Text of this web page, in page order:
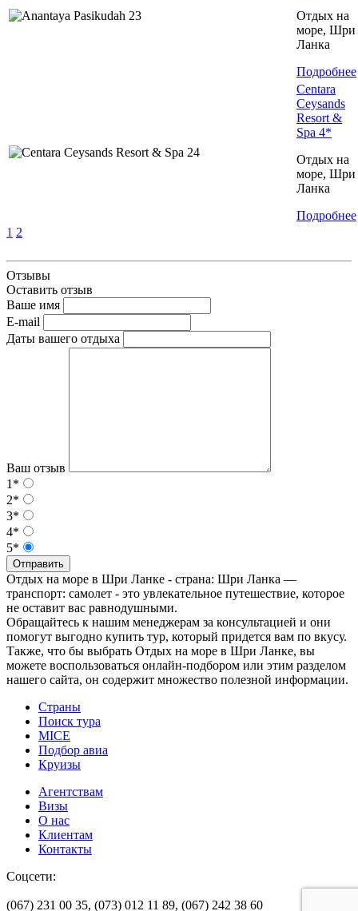
Отдых на
море, Шри
Ланка
Подробнее
Centara
Ceysands
Resort &
Spa 4*
Отдых на
море, Шри
Ланка
Подробнее
1 2
Отзывы
Оставить отзыв
Ваше имя
E-mail
Даты вашего отдыха
Ваш отзыв
1*
2*
3*
4*
5*
Отправить
Отдых на море в Шри Ланке - страна: Шри Ланка —
транспорт: самолет - это увлекательное путешествие, которое
не оставит вас равнодушными.
Обращайтесь к нашим менеджерам за консультацией и они
помогут выгодно купить тур, который придется вам по вкусу.
Также, что бы выбрать Отдых на море в Шри Ланке, вы
можете воспользоваться онлайн-подбором или этим разделом
нашего сайта, он содержит множество полезной информации.
Страны
Поиск тура
MICE
Подбор авиа
Круизы
Агентствам
Визы
О нас
Клиентам
Контакты
Соцсети:
(067) 231 00 35, (073) 012 11 89, (067) 242 38 60